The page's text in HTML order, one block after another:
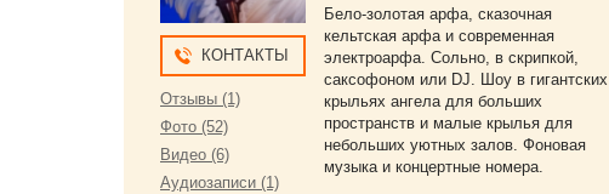
КОНТАКТЫ
Отзывы (1)
Фото (52)
Видео (6)
Аудиозаписи (1)
Бело-золотая арфа, сказочная
кельтская арфа и современная
электроарфа. Сольно, в скрипкой,
саксофоном или DJ. Шоу в гигантских
крыльях ангела для больших
пространств и малые крылья для
небольших уютных залов. Фоновая
музыка и концертные номера.